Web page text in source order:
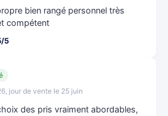
bien rangé personnel très
compétent
5
jour de vente le 25 juin
des pris vraiment abordables,